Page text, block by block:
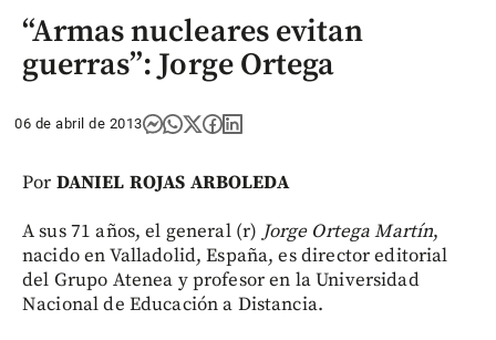
“Armas nucleares evitan
guerras”: Jorge Ortega
06 de abril de 2013
Por DANIEL ROJAS ARBOLEDA
A sus 71 años, el general (r) Jorge Ortega Martín,
nacido en Valladolid, España, es director editorial
del Grupo Atenea y profesor en la Universidad
Nacional de Educación a Distancia.